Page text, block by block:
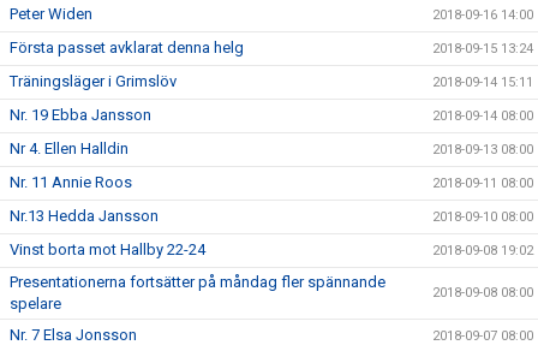
Peter Widen 2018-09-16 14:00
Första passet avklarat denna helg 2018-09-15 13:24
Träningsläger i Grimslöv 2018-09-14 15:11
Nr. 19 Ebba Jansson 2018-09-14 08:00
Nr 4. Ellen Halldin 2018-09-13 08:00
Nr. 11 Annie Roos 2018-09-11 08:00
Nr.13 Hedda Jansson 2018-09-10 08:00
Vinst borta mot Hallby 22-24 2018-09-08 19:02
Presentationerna fortsätter på måndag fler spännande
spelare
2018-09-08 08:00
Nr. 7 Elsa Jonsson 2018-09-07 08:00